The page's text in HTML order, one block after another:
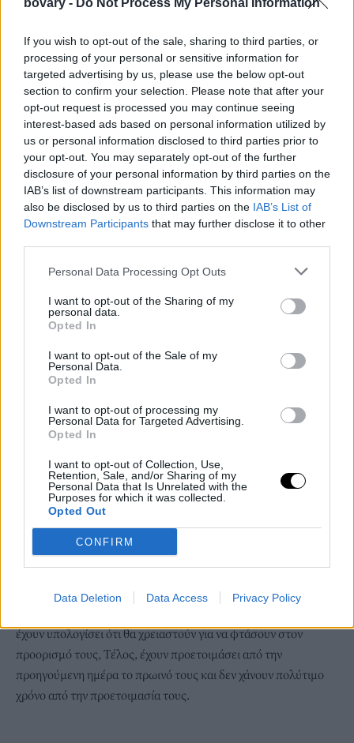
bovary - Do Not Process My Personal Information
If you wish to opt-out of the sale, sharing to third parties, or
processing of your personal or sensitive information for
targeted advertising by us, please use the below opt-out
section to confirm your selection. Please note that after your
opt-out request is processed you may continue seeing
interest-based ads based on personal information utilized by
us or personal information disclosed to third parties prior to
your opt-out. You may separately opt-out of the further
disclosure of your personal information by third parties on the
IAB’s list of downstream participants. This information may
also be disclosed by us to third parties on the IAB’s List of
Downstream Participants that may further disclose it to other
Personal Data Processing Opt Outs
I want to opt-out of the Sharing of my
personal data.
Opted In
I want to opt-out of the Sale of my
Personal Data.
Opted In
I want to opt-out of processing my
Personal Data for Targeted Advertising.
Opted In
I want to opt-out of Collection, Use,
Retention, Sale, and/or Sharing of my
Personal Data that Is Unrelated with the
Purposes for which it was collected.
Opted Out
CONFIRM
Data Deletion Data Access Privacy Policy
Έτσι δεν χρονοτριβούν με το να κάθονται μπροστά από την
ανοιχτή ντουλάπα τους περιμένοντας σε ποιο ρούχο θα
καταλήξουν. Έπειτα, δεν σκορπούν αλόγιστα τον χρόνο τους σε
σερφάρισμα στα social media.
λογαριασμούς σου στα social media. Αυτό μπορεί να γίνει σε
κάποιο διάλειμμά σου ή στο δρόμο για το ραντεβού σου.
έχουν υπολογίσει ότι θα χρειαστούν για να φτάσουν στον
προορισμό τους, Τέλος, έχουν προετοιμάσει από την
προηγούμενη ημέρα το πρωινό τους και δεν χάνουν πολύτιμο
χρόνο από την προετοιμασία τους.